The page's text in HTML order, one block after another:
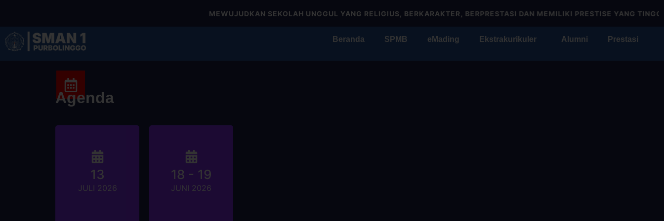
MEWUJUDKAN SEKOLAH UNGGUL YANG RELIGIUS, BERKARAKTER, BERPRESTASI DAN MEMILIKI PRESTISE YANG TINGGI
Beranda SPMB eMading Ekstrakurikuler Alumni Prestasi
Agenda
13
JULI 2026
MPLS &
AWAL
MASUK
SEKOLAH
18 - 19
JUNI 2026
TINGKAT
KABUPATEN